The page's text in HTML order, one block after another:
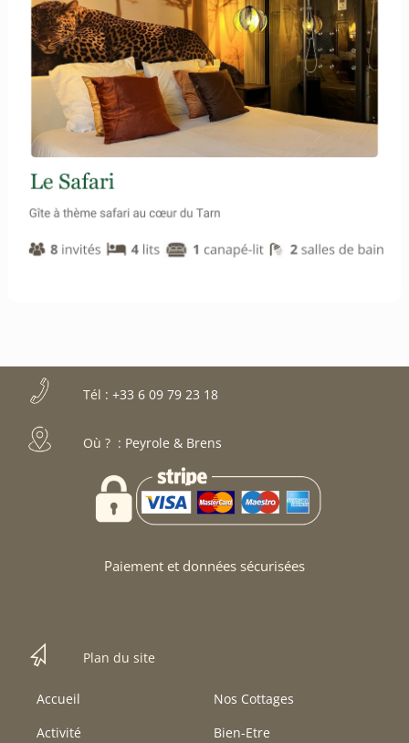
Tél : +33 6 09 79 23 18
Où ? : Peyrole & Brens
Paiement et données sécurisées
Plan du site
Accueil
Nos Cottages
Activité
Bien-Etre